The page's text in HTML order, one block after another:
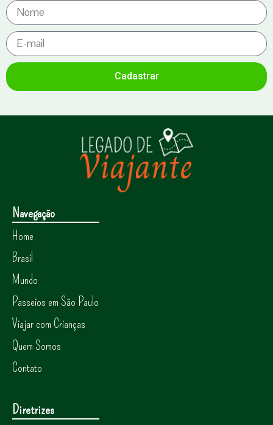
Cadastrar
Navegação
Home
Brasil
Mundo
Passeios em São Paulo
Viajar com Crianças
Quem Somos
Contato
Diretrizes